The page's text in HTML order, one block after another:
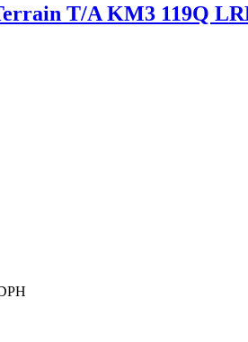
T/A KM3 119Q